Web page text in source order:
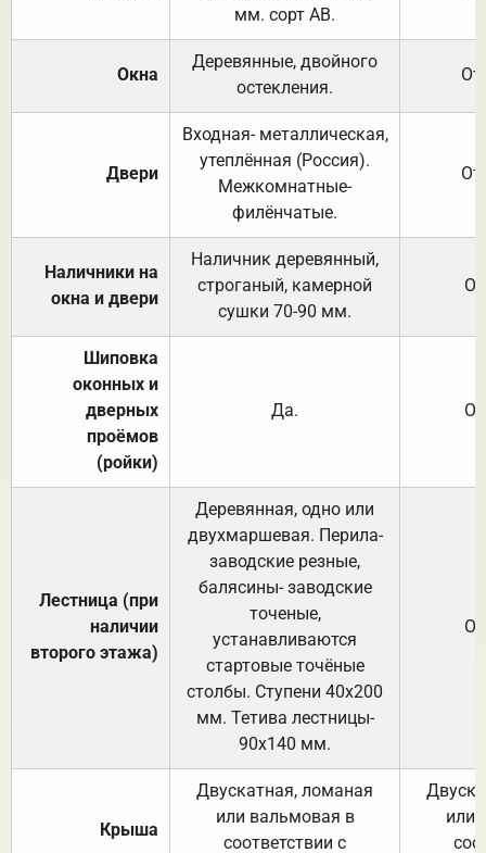
мм. сорт АВ.
Окна
Деревянные, двойного
остекления.
Двери
Входная- металлическая,
утеплённая (Россия).
Межкомнатные-
филёнчатые.
Наличники на
окна и двери
Наличник деревянный,
строганый, камерной
сушки 70-90 мм.
Шиповка
оконных и
дверных
проёмов
(ройки)
Да.
Лестница (при
наличии
второго этажа)
Деревянная, одно или
двухмаршевая. Перила-
заводские резные,
балясины- заводские
точеные,
устанавливаются
стартовые точёные
столбы. Ступени 40х200
мм. Тетива лестницы-
90х140 мм.
Крыша
Двускатная, ломаная
или вальмовая в
соответствии с
или